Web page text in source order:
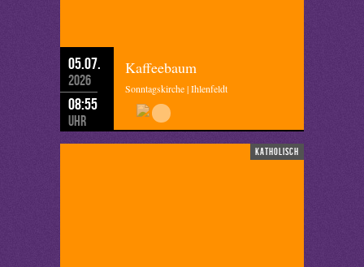
05.07.
2026
08:55
Uhr
Kaffeebaum
Sonntagskirche | Ihlenfeldt
katholisch